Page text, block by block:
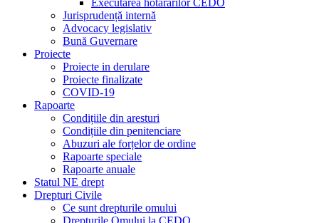
Executarea hotărârilor CEDO
Jurisprudență internă
Advocacy legislativ
Bună Guvernare
Proiecte
Proiecte in derulare
Proiecte finalizate
COVID-19
Rapoarte
Condițiile din aresturi
Condițiile din penitenciare
Abuzuri ale forțelor de ordine
Rapoarte speciale
Rapoarte anuale
Statul NE drept
Drepturi Civile
Ce sunt drepturile omului
Drepturile Omului la CEDO